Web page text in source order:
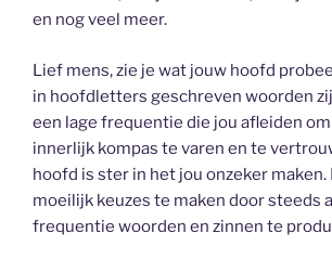
en nog veel meer.
Lief mens, zie je wat jouw hoofd
in hoofdletters geschreven woorden
een lage frequentie die jou afleiden
innerlijk kompas te varen en te
hoofd is ster in het jou onzeker maken.
moeilijk keuzes te maken door steeds
frequentie woorden en zinnen te